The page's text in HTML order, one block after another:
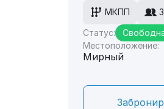
МКПП
Статус:
Местоположение:
Мирный